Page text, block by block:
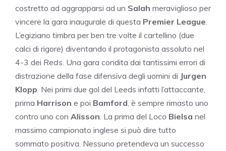
costretto ad aggrapparsi ad un Salah meraviglioso per
vincere la gara inaugurale di questa Premier League
L’egiziano timbra per ben tre volte il cartellino (due
calci di rigore) diventando il protagonista assoluto nel
4-3 dei Reds . Una gara condita dai tantissimi errori di
distrazione della fase difensiva degli uomini di Jurgen
Klopp . Nei primi due gol del Leeds infatti l’attaccante,
prima Harrison e poi Bamford , è sempre rimasto uno
contro uno con Alisson . La prima del Loco Bielsa nel
massimo campionato inglese si può dire tutto
sommato positiva. Nessuno pretendeva un successo